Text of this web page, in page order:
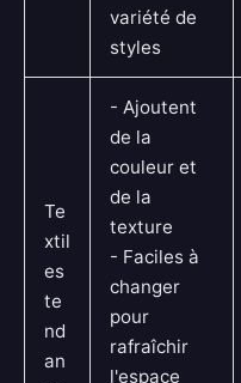
variété de
styles
Te
xtil
es
te
nd
an
- Ajoutent
de la
couleur et
de la
texture
- Faciles à
changer
pour
rafraîchir
l'espace